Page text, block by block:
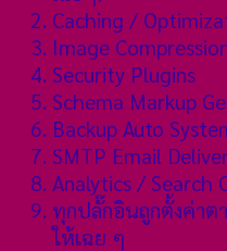
Caching /
Image
Security Plugins
Schema Markup
Backup Auto
SMTP Email
Analytics / Search
ทุกปลั๊กอินถูกตั้งค่าต
ให้เฉย ๆ